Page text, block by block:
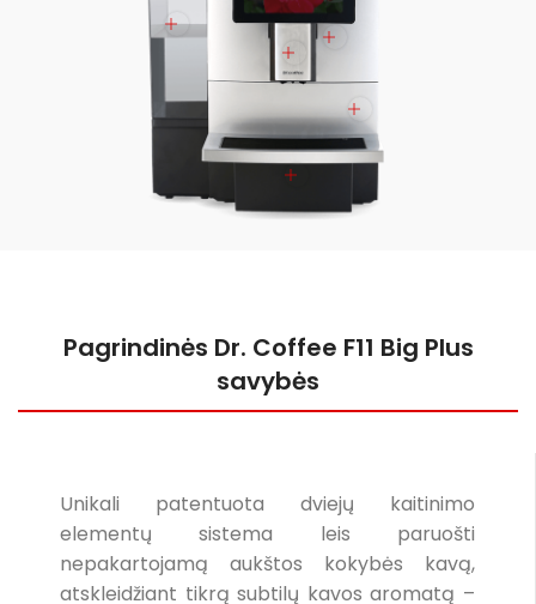
Pagrindinės Dr. Coffee F11 Big Plus
savybės
Unikali patentuota dviejų kaitinimo
elementų sistema leis paruošti
nepakartojamą aukštos kokybės kavą,
atskleidžiant tikrą subtilų kavos aromatą –